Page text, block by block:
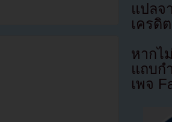
แปล
เครดิ
หากไ
แถบก
เพจ